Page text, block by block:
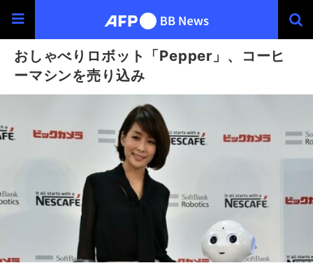
おしゃべりロボット「Pepper」、コーヒ
ーマシンを売り込み